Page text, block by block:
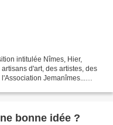
intitulée Nîmes, Hier,
d'art, des artistes, des
Jemanîmes...
bonne idée ?